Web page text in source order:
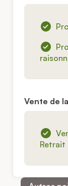
Vente de
Retrait